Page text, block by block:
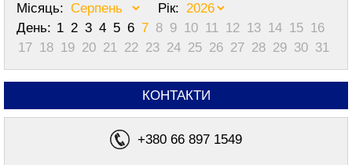
Місяць:
Рік:
День: 1 2 3 4 5 6 7 8 9 10 11 12 13 14 15 16
17 18 19 20 21 22 23 24 25 26 27 28 29 30 31
КОНТАКТИ
+380 66 897 1549